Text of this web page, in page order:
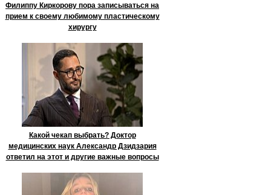
Филиппу Киркорову пора записываться на
прием к своему любимому пластическому
хирургу
Какой чекап выбрать? Доктор
медицинских наук Александр Дзидзария
ответил на этот и другие важные вопросы